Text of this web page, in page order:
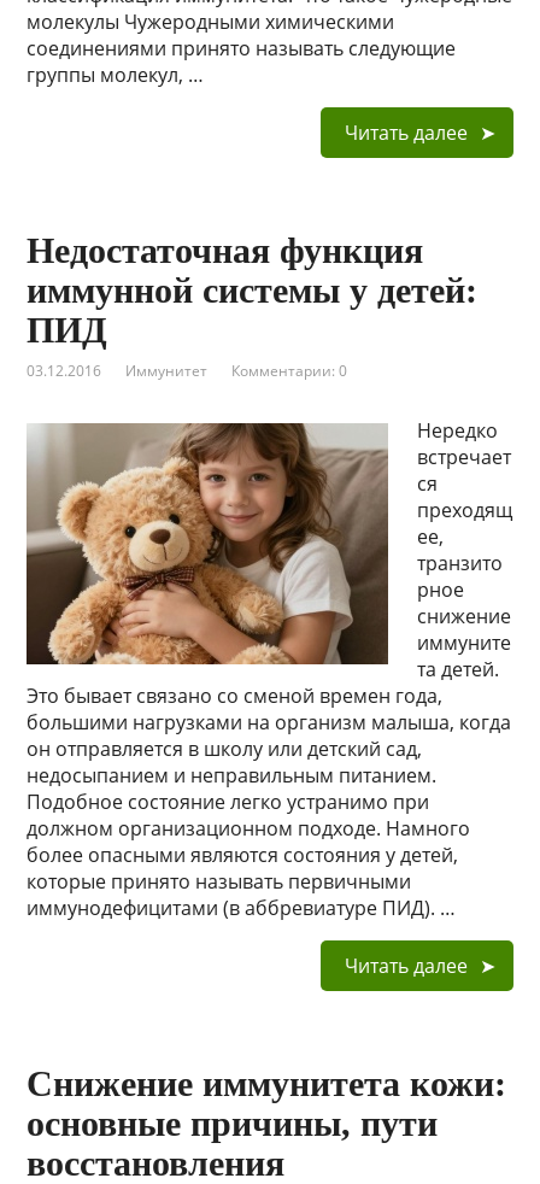
молекулы Чужеродными химическими
соединениями принято называть следующие
группы молекул, …
Читать далее
Недостаточная функция
иммунной системы у детей:
ПИД
03.12.2016 Иммунитет Комментарии: 0
Нередко
встречает
ся
преходящ
ее,
транзито
рное
снижение
иммуните
та детей.
Это бывает связано со сменой времен года,
большими нагрузками на организм малыша, когда
он отправляется в школу или детский сад,
недосыпанием и неправильным питанием.
Подобное состояние легко устранимо при
должном организационном подходе. Намного
более опасными являются состояния у детей,
которые принято называть первичными
иммунодефицитами (в аббревиатуре ПИД). …
Читать далее
Снижение иммунитета кожи:
основные причины, пути
восстановления